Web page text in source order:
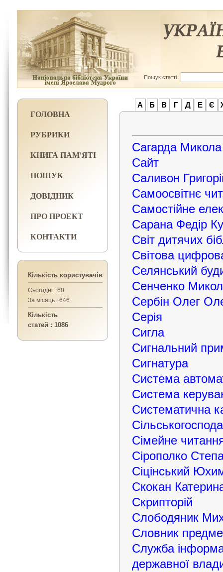
Пошук статті
ГОЛОВНА
РУБРИКИ
КНИГА ПАМ'ЯТІ
ПОШУК
ДОВІДНИК
ПРО ПРОЕКТ
КОНТАКТИ
Кількість користувачів
Сьогодні : 60
За місяць : 646
Кількість
статей : 1086
А Б В Г Д Е Є
Сагарда Микола
Сайт
Саливон
Самоосвітнє
Самостійне
Сарана Федір
Світ дитячих
Світова
Селянський
Сенченко
Сербін Олег
Серія
Сигла
Сигнальний
Сигнатура
Система
Система
Систематична
Сімейне
Сірополко
Сіцінський
Скокан
Скрипторій
Слободяник
Словник
Служба
державної